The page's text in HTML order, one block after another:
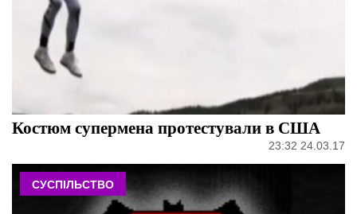
Костюм супермена протестували в США
23:32 24.03.17
СУСПІЛЬСТВО